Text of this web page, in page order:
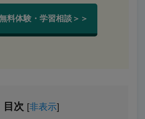
料体験・学習相談＞＞
目次 [非表示]